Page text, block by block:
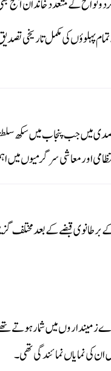
کے متعدد خاندان آج
پہلوؤں کی مکمل تاریخی تصدیق
میں جب پنجاب میں سکھ
اور معاشی سرگرمیوں
کے برطانوی قبضے کے بعد مختلف
زمینداروں میں شمار ہوتے
کی نمایاں نمائندگی تھی۔